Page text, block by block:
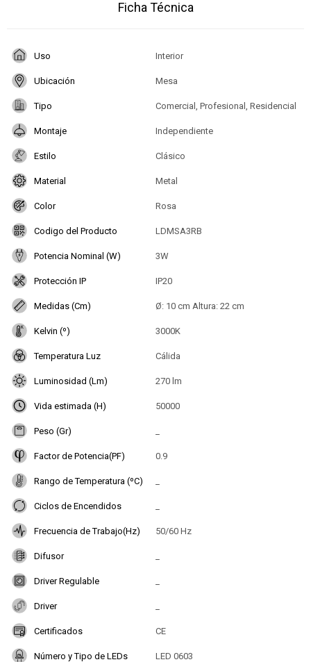
Ficha Técnica
Uso Interior
Ubicación Mesa
Tipo Comercial, Profesional, Residencial
Montaje Independiente
Estilo Clásico
Material Metal
Color Rosa
Codigo del Producto LDMSA3RB
Potencia Nominal (W) 3W
Protección IP IP20
Medidas (Cm) Ø: 10 cm Altura: 22 cm
Kelvin (º) 3000K
Temperatura Luz Cálida
Luminosidad (Lm) 270 lm
Vida estimada (H) 50000
Peso (Gr)
Factor de Potencia(PF) 0.9
Rango de Temperatura (ºC)
Ciclos de Encendidos
Frecuencia de Trabajo(Hz) 50/60 Hz
Difusor
Driver Regulable
Driver
Certificados CE
Número y Tipo de LEDs LED 0603